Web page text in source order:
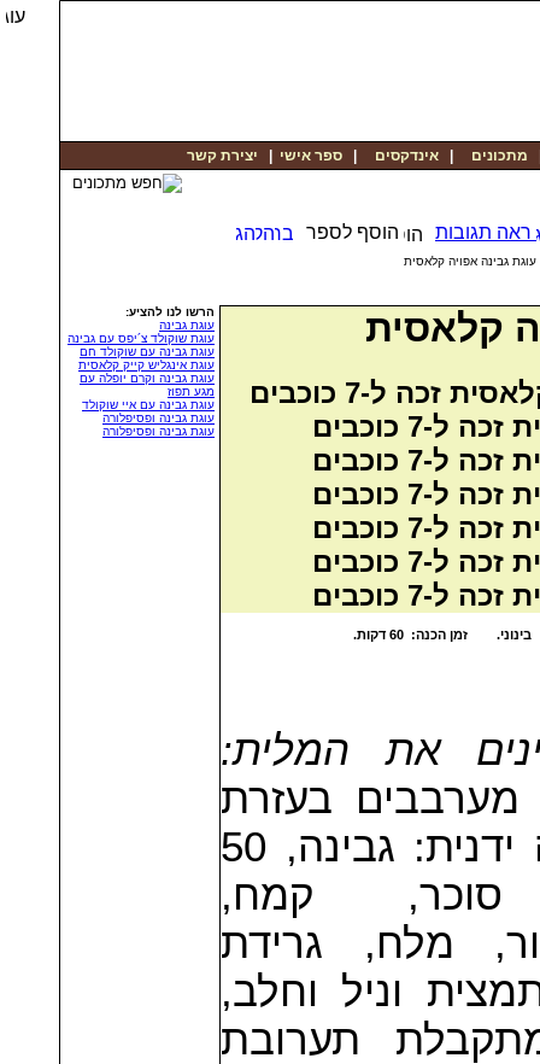
מתכונים |אינדקסים |ספר אישי יצירת קשר
ראה תגובות הוסף לספר
גבינה אפויה קלאסית
קלאסית
את המלית:
בעזרת
מטרפה ידנית: גבינה, 50
קמח,
, מלח, גרידת
וניל וחלב,
תערובת
הרשו לנו להציע:
עוגת גבינה
עוגת שוקולד צ´יפס עם גבינה
עוגת גבינה עם שוקולד חם
עוגת אינגליש קייק קלאסית
עוגת גבינה וקרם יופלה עם
מגע תפוז
עוגת גבינה עם איי שוקולד
עוגת גבינה ופסיפלורה
עוגת גבינה ופסיפלורה